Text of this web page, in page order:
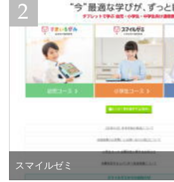
スマイルゼミ